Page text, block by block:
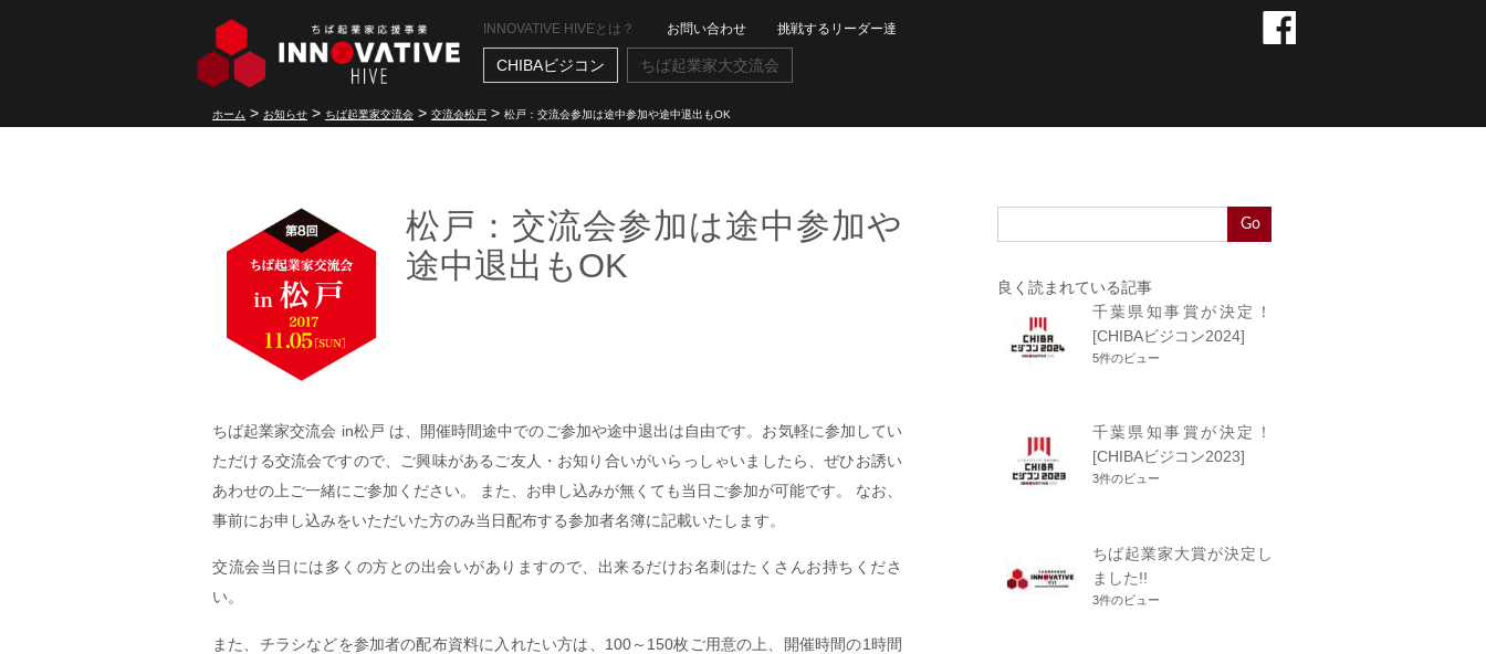
INNOVATIVE HIVEとは？ お問い合わせ 挑戦するリーダー達
CHIBAビジコン ちば起業家大交流会
ホーム > お知らせ > ちば起業家交流会 > 交流会松戸 > 松戸：交流会参加は途中参加や途中退出もOK
松戸：交流会参加は途中参加や
途中退出もOK
ちば起業家交流会 in松戸 は、開催時間途中でのご参加や途中退出は自由です。お気軽に参加してい
ただける交流会ですので、ご興味があるご友人・お知り合いがいらっしゃいましたら、ぜひお誘い
あわせの上ご一緒にご参加ください。 また、お申し込みが無くても当日ご参加が可能です。 なお、
事前にお申し込みをいただいた方のみ当日配布する参加者名簿に記載いたします。
交流会当日には多くの方との出会いがありますので、出来るだけお名刺はたくさんお持ちくださ
い。
また、チラシなどを参加者の配布資料に入れたい方は、100～150枚ご用意の上、開催時間の1時間
Go
良く読まれている記事
千葉県知事賞が決定！
[CHIBAビジコン2024]
5件のビュー
千葉県知事賞が決定！
[CHIBAビジコン2023]
3件のビュー
ちば起業家大賞が決定し
ました!!
3件のビュー